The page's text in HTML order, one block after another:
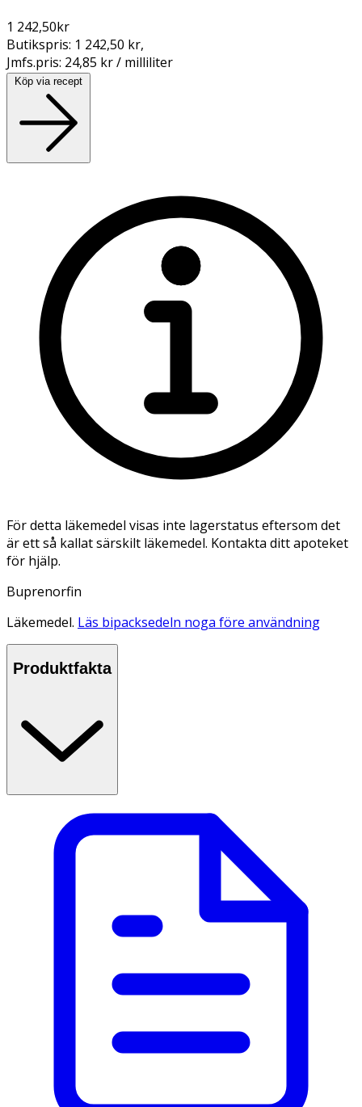
1 242,50kr
Butikspris: 1 242,50 kr,
Jmfs.pris: 24,85 kr / milliliter
Köp via recept
För detta läkemedel visas inte lagerstatus eftersom det
är ett så kallat särskilt läkemedel. Kontakta ditt apoteket
för hjälp.
Buprenorfin
Läkemedel. Läs bipacksedeln noga före användning
Produktfakta